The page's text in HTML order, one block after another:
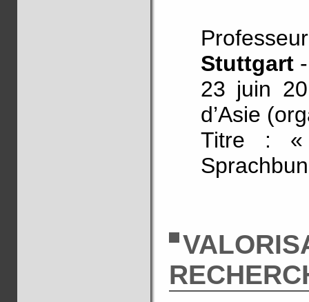
Stuttgart
23 juin
d’Asie
Titre : «